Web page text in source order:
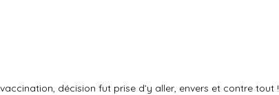
décision fut prise d’y aller, envers et contre tout !